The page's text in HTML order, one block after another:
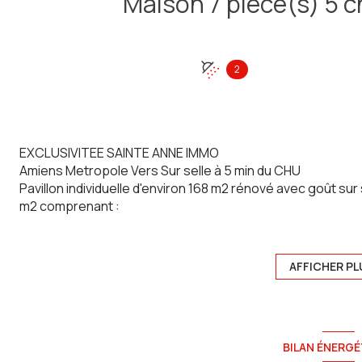
2
EXCLUSIVITEE SAINTE ANNE IMMO
Amiens Metropole Vers Sur selle à 5 min du CHU
Pavillon individuelle d'environ 168 m2 rénové avec goût
m2 comprenant :
A l'étage : palier/bureau, 1 chambre et une suite parentale
Contactez Maxime agent commercial au 07.81.39.10.02,
AFFICHER
BILAN